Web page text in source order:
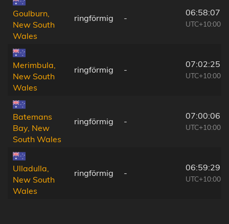
Goulburn,
New South
Wales
ringförmig -
06:58:07
UTC+10:00
Merimbula,
New South
Wales
ringförmig -
07:02:25
UTC+10:00
Batemans
Bay, New
South Wales
ringförmig -
07:00:06
UTC+10:00
Ulladulla,
New South
Wales
ringförmig -
06:59:29
UTC+10:00